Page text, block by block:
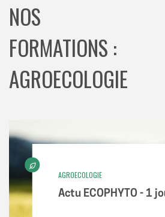
NOS
FORMATIONS :
AGROECOLOGIE
AGROECOLOGIE
Actu ECOPHYTO - 1